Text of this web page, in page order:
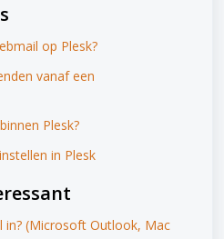
op Plesk?
vanaf een
Plesk?
in Plesk
in? (Microsoft Outlook, Mac